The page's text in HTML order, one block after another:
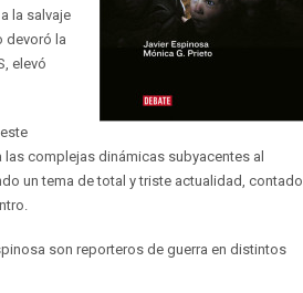
la salvaje
devoró la
elevó
complejas dinámicas subyacentes al
un tema de total y triste actualidad, contado
son reporteros de guerra en distintos